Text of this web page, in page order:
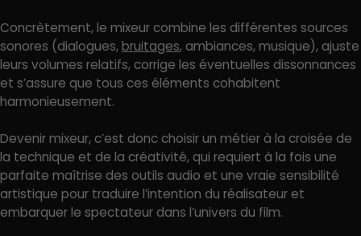
Concrètement, le mixeur combine les différentes sources
sonores (dialogues,bruitages, ambiances, musique), ajuste
leurs volumes relatifs, corrige les éventuelles dissonnances
et s’assure que tous ces éléments cohabitent
harmonieusement.
Devenir mixeur, c’est donc choisir un métier à la croisée de
la technique et de la créativité, qui requiert à la fois une
parfaite maîtrise des outils audio et une vraie sensibilité
artistique pour traduire l’intention du réalisateur et
embarquer le spectateur dans l’univers du film.